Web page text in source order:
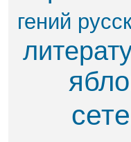
гений